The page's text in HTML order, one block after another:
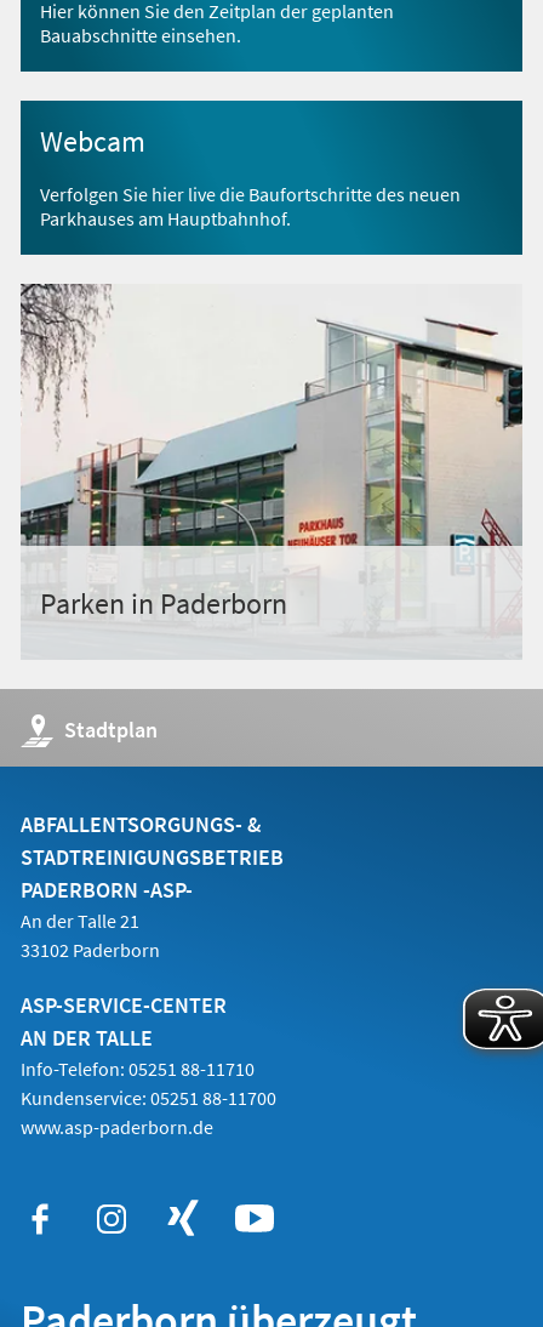
Hier können Sie den Zeitplan der geplanten
Bauabschnitte einsehen.
Webcam
Verfolgen Sie hier live die Baufortschritte des neuen
Parkhauses am Hauptbahnhof.
Parken in Paderborn
Stadtplan
(Öffnet
in
einem
Tab)
ABFALLENTSORGUNGS- &
STADTREINIGUNGSBETRIEB
PADERBORN -ASP-
An der Talle 21
33102 Paderborn
ASP-SERVICE-CENTER
AN DER TALLE
Info-Telefon: 05251 88-11710
Kundenservice: 05251 88-11700
www.asp-paderborn.de